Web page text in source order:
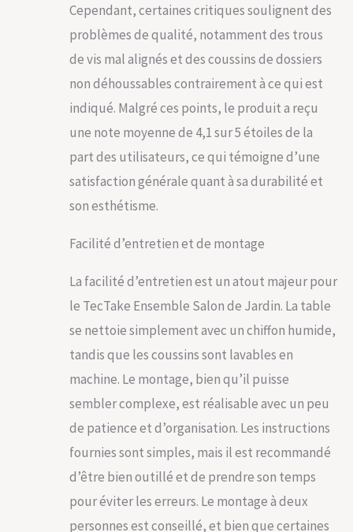
soit pour un coin
accueillir vos invités,
ce salon de jardin est
un choix durable,
alliant esthétique et
résistance pour
votre espace
extérieur.
ESTHÉTIQUE
RAFFINÉE &
PRATICITÉ: Élégance
notre salon en rotin.
La table de jardin,
aspect bois et ses
pieds réglables,
s'adapte à tous les
terrains. Ce design
soigné offre à la fois
une touche
d'élégance et une
grande stabilité,
rendant ce salon
espace extérieur.
Profitez d'un
ensemble
harmonieux avec nos
chaises de jardin et
Cependant, certaines critiques soulignent des
problèmes de qualité, notamment des trous
de vis mal alignés et des coussins de dossiers
non déhoussables contrairement à ce qui est
indiqué. Malgré ces points, le produit a reçu
une note moyenne de 4,1 sur 5 étoiles de la
part des utilisateurs, ce qui témoigne d’une
satisfaction générale quant à sa durabilité et
son esthétisme.
Facilité d’entretien et de montage
La facilité d’entretien est un atout majeur pour
le TecTake Ensemble Salon de Jardin. La table
se nettoie simplement avec un chiffon humide,
tandis que les coussins sont lavables en
machine. Le montage, bien qu’il puisse
sembler complexe, est réalisable avec un peu
de patience et d’organisation. Les instructions
fournies sont simples, mais il est recommandé
d’être bien outillé et de prendre son temps
pour éviter les erreurs. Le montage à deux
personnes est conseillé, et bien que certaines